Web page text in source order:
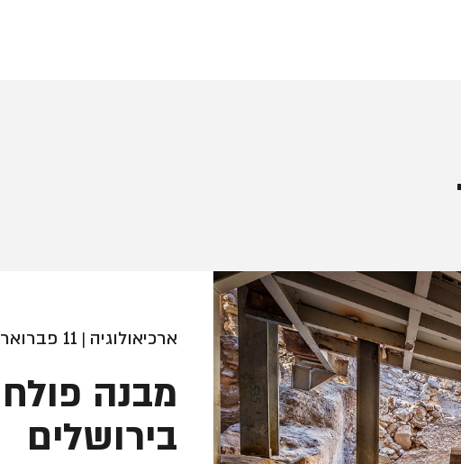
ארכיאולוגיה | 11 פברואר 2025
מבנה
בירושלים